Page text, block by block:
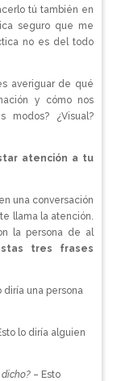
tú también en
seguro que me
no es del todo
averiguar de qué
y cómo nos
modos? ¿Visual?
atención a tu
una conversación
llama la atención.
la persona de al
tres frases
diría una persona
lo diría alguien
– Esto